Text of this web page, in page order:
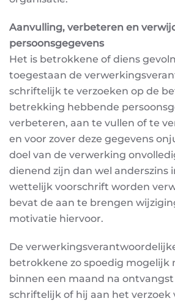
Aanvulling, verbeteren en
persoonsgegevens
Het is betrokkene of diens
toegestaan de
schriftelijk te verzoeken op de
betrekking hebbende
verbeteren, aan te vullen of te
en voor zover deze gegevens
doel van de verwerking
dienend zijn dan wel anderszins
wettelijk voorschrift worden
bevat de aan te brengen
motivatie hiervoor.
De
betrokkene zo spoedig mogelijk
binnen een maand na
schriftelijk of hij aan het verzoek